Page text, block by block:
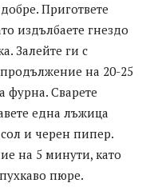
Пригответе
издълбаете гнездо
Залейте ги с
на 20-25
фурна. Сварете
една лъжица
и черен пипер.
на 5 минути, като
пюре.